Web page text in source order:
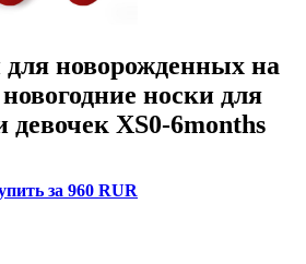
новорожденных на
носки для
девочек XS0-6months
за 960 RUR